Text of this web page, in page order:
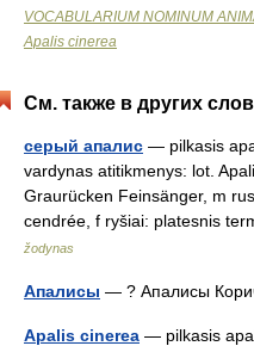
VOCABULARIUM NOMINUM
Apalis cinerea
См. также в других
серый апалис — pilkasis
vardynas atitikmenys: lot.
Graurücken Feinsänger, m
cendrée, f ryšiai: platesnis
žodynas
Апалисы — ? Апалисы
Apalis cinerea — pilkasis